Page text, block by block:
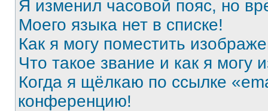
Я изменил часовой пояс, но
Моего языка нет в списке!
Как я могу поместить
Что такое звание и как я могу
Когда я щёлкаю по ссылке
конференцию!